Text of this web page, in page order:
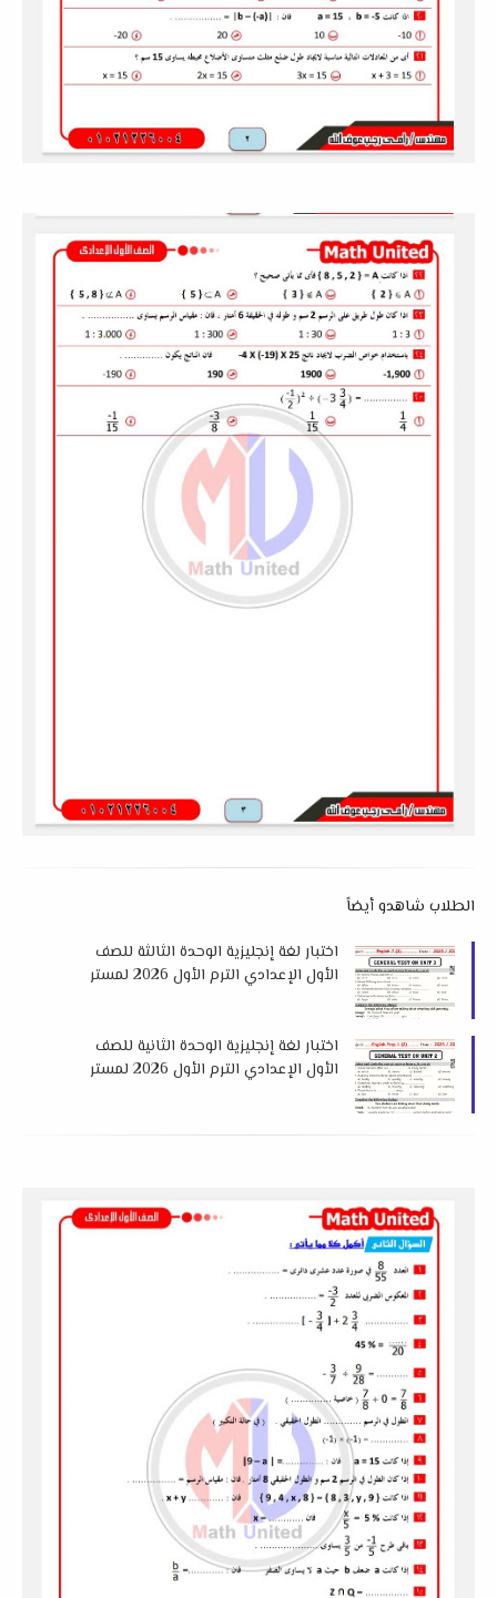
الطلاب شاهدو أيضاً
اختبار لغة إنجليزية الوحدة الثالثة للصف
الأول الإعدادي الترم الأول 2026 لمستر
اختبار لغة إنجليزية الوحدة الثانية للصف
الأول الإعدادي الترم الأول 2026 لمستر